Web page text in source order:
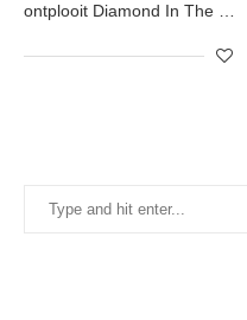
ontplooit Diamond In The …